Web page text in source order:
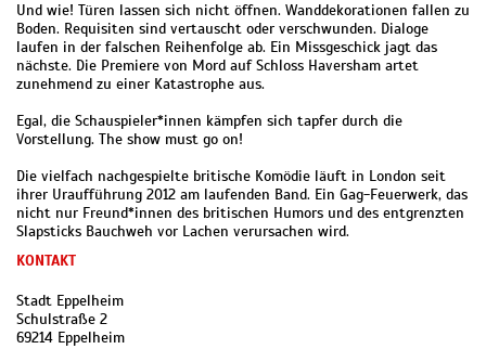
Und wie! Türen lassen sich nicht öffnen. Wanddekorationen fallen zu
Boden. Requisiten sind vertauscht oder verschwunden. Dialoge
laufen in der falschen Reihenfolge ab. Ein Missgeschick jagt das
nächste. Die Premiere von Mord auf Schloss Haversham artet
zunehmend zu einer Katastrophe aus.
Egal, die Schauspieler*innen kämpfen sich tapfer durch die
Vorstellung. The show must go on!
Die vielfach nachgespielte britische Komödie läuft in London seit
ihrer Uraufführung 2012 am laufenden Band. Ein Gag-Feuerwerk, das
nicht nur Freund*innen des britischen Humors und des entgrenzten
Slapsticks Bauchweh vor Lachen verursachen wird.
KONTAKT
Stadt Eppelheim
Schulstraße 2
69214 Eppelheim